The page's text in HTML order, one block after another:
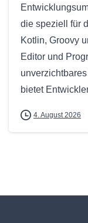
die speziell für
Kotlin, Groovy
Editor und
bietet
4. August 2026